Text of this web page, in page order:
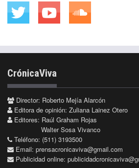
CrónicaViva
Director: Roberto Mejía Alarcón
Editora de opinión: Zuliana Lainez Otero
Editores: Raúl Graham Rojas
Walter Sosa Vivanco
Teléfono: (511) 3193500
Email: prensacronicaviva@gmail.com
Publicidad online: